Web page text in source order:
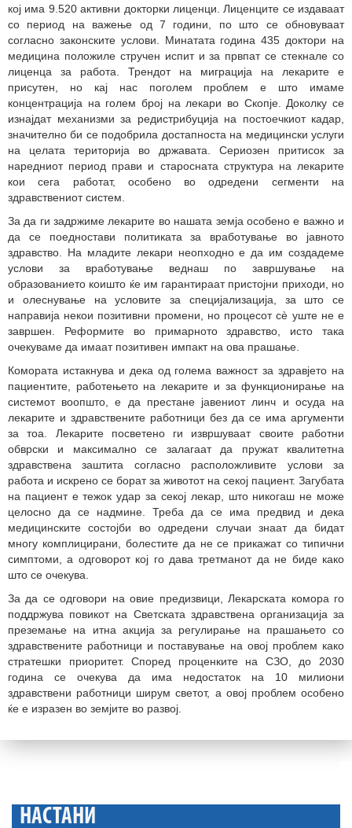
кој има 9.520 активни докторки лиценци. Лиценците се издаваат
со период на важење од 7 години, по што се обновуваат
согласно законските услови. Минатата година 435 доктори на
медицина положиле стручен испит и за првпат се стекнале со
лиценца за работа. Трендот на миграција на лекарите е
присутен, но кај нас поголем проблем е што имаме
концентрација на голем број на лекари во Скопје. Доколку се
изнајдат механизми за редистрибуција на постоечкиот кадар,
значително би се подобрила достапноста на медицински услуги
на целата територија во државата. Сериозен притисок за
наредниот период прави и старосната структура на лекарите
кои сега работат, особено во одредени сегменти на
здравствениот систем.
За да ги задржиме лекарите во нашата земја особено е важно и
да се поедностави политиката за вработување во јавното
здравство. На младите лекари неопходно е да им создадеме
услови за вработување веднаш по завршување на
образованието коишто ќе им гарантираат пристојни приходи, но
и олеснување на условите за специјализација, за што се
направија некои позитивни промени, но процесот сè уште не е
завршен. Реформите во примарното здравство, исто така
очекуваме да имаат позитивен импакт на ова прашање.
Комората истакнува и дека од голема важност за здравјето на
пациентите, работењето на лекарите и за функционирање на
системот воопшто, е да престане јавениот линч и осуда на
лекарите и здравствените работници без да се има аргументи
за тоа. Лекарите посветено ги извршуваат своите работни
обврски и максимално се залагаат да пружат квалитетна
здравствена заштита согласно расположливите услови за
работа и искрено се борат за животот на секој пациент. Загубата
на пациент е тежок удар за секој лекар, што никогаш не може
целосно да се надмине. Треба да се има предвид и дека
медицинските состојби во одредени случаи знаат да бидат
многу комплицирани, болестите да не се прикажат со типични
симптоми, а одговорот кој го дава третманот да не биде како
што се очекува.
За да се одговори на овие предизвици, Лекарската комора го
поддржува повикот на Светската здравствена организација за
преземање на итна акција за регулирање на прашањето со
здравствените работници и поставување на овој проблем како
стратешки приоритет. Според проценките на СЗО, до 2030
година се очекува да има недостаток на 10 милиони
здравствени работници ширум светот, а овој проблем особено
ќе е изразен во земјите во развој.
НАСТАНИ